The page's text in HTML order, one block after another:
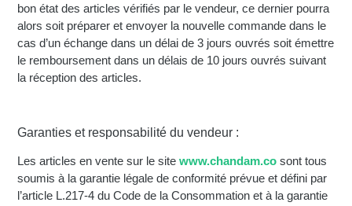
bon état des articles vérifiés par le vendeur, ce dernier pourra
alors soit préparer et envoyer la nouvelle commande dans le
cas d’un échange dans un délai de 3 jours ouvrés soit émettre
le remboursement dans un délais de 10 jours ouvrés suivant
la réception des articles.
Garanties et responsabilité du vendeur :
Les articles en vente sur le sitewww.chandam.co sont tous
soumis à la garantie légale de conformité prévue et défini par
l’article L.217-4 du Code de la Consommation et à la garantie